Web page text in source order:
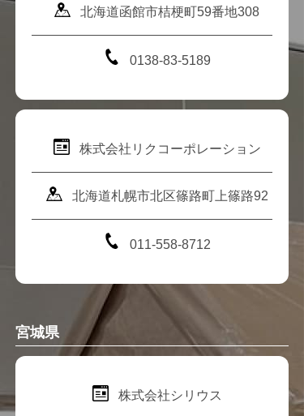
北海道函館市桔梗町59番地308
0138-83-5189
株式会社リクコーポレーション
北海道札幌市北区篠路町上篠路92
011-558-8712
宮城県
株式会社シリウス